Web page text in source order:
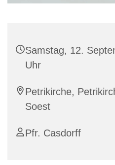
Samstag, 12.
Uhr
Petrikirche,
Soest
Pfr. Casdorff